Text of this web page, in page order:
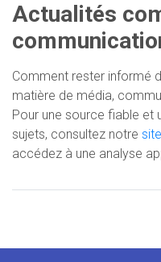
Actualités
Comment rester informé
matière de média,
Pour une source fiable et
sujets, consultez notre
accédez à une analyse